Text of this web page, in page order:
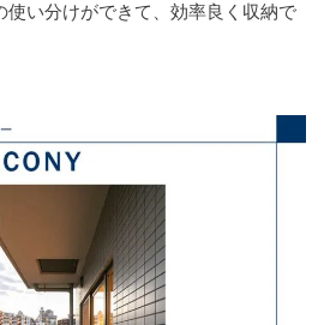
使い分けができて、効率良く収納で